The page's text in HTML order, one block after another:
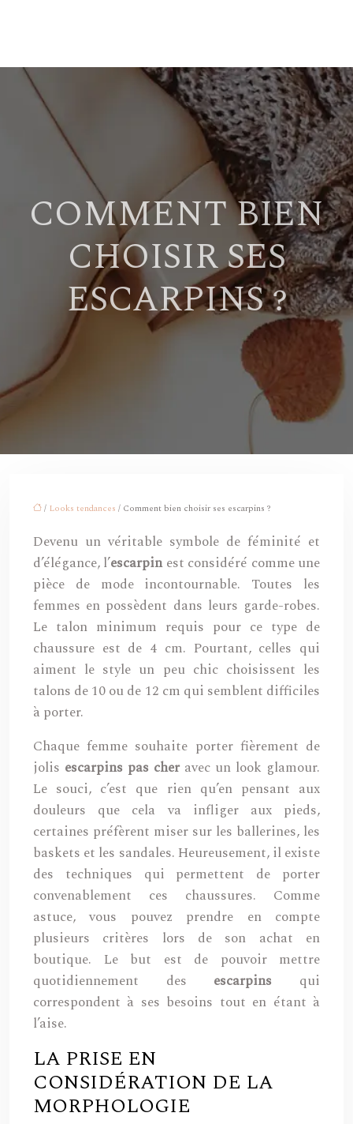
COMMENT BIEN
CHOISIR SES
ESCARPINS ?
/ Looks tendances / Comment bien choisir ses escarpins ?
Devenu un véritable symbole de féminité et
d’élégance, l’escarpinest considéré comme une
pièce de mode incontournable. Toutes les
femmes en possèdent dans leurs garde-robes.
Le talon minimum requis pour ce type de
chaussure est de 4 cm. Pourtant, celles qui
aiment le style un peu chic choisissent les
talons de 10 ou de 12 cm qui semblent difficiles
à porter.
Chaque femme souhaite porter fièrement de
jolis escarpins pas cheravec un look glamour.
Le souci, c’est que rien qu’en pensant aux
douleurs que cela va infliger aux pieds,
certaines préfèrent miser sur les ballerines, les
baskets et les sandales. Heureusement, il existe
des techniques qui permettent de porter
convenablement ces chaussures. Comme
astuce, vous pouvez prendre en compte
plusieurs critères lors de son achat en
boutique. Le but est de pouvoir mettre
quotidiennement des escarpins qui
correspondent à ses besoins tout en étant à
l’aise.
LA PRISE EN
CONSIDÉRATION DE LA
MORPHOLOGIE